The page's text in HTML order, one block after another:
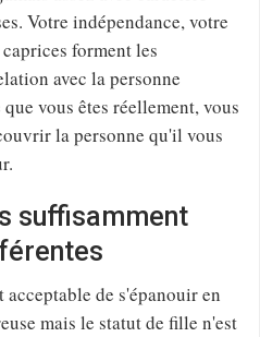
Votre indépendance, votre
forment les
avec la personne
vous êtes réellement, vous
la personne qu'il vous
suffisamment
de s'épanouir en
mais le statut de fille n'est